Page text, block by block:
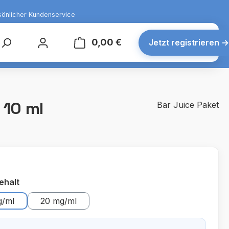
Kundenservice
0,00 € Warenkorb enthält 0
Jetzt registrieren →
ml Bar Juice Paket
auswählen
ml
20 mg/ml